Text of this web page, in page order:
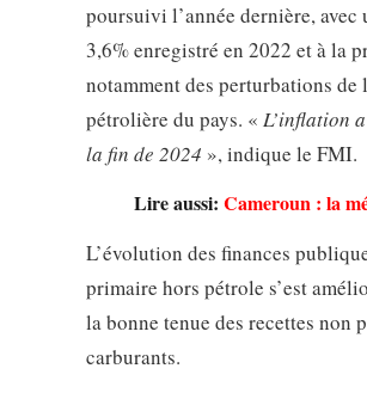
poursuivi l’année dernière,
3,6% enregistré en 2022 et à la
notamment des perturbations
pétrolière du pays. « L’inflation
la fin de 2024 », indique le FMI.
Lire aussi: Cameroun : la
L’évolution des finances
primaire hors pétrole s’est
la bonne tenue des recettes non
carburants.